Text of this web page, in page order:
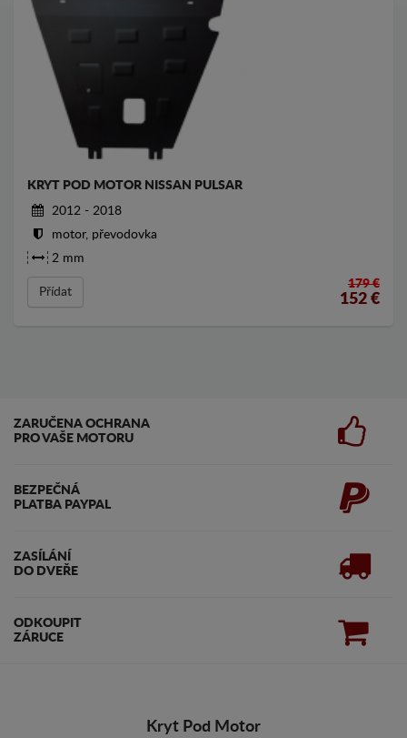
KRYT POD MOTOR NISSAN PULSAR
2012 - 2018
motor, převodovka
2 mm
Přídat
179 €
152 €
ZARUČENA OCHRANA
PRO VAŠE MOTORU
BEZPEČNÁ
PLATBA PAYPAL
ZASÍLÁNÍ
DO DVEŘE
ODKOUPIT
ZÁRUCE
Kryt Pod Motor